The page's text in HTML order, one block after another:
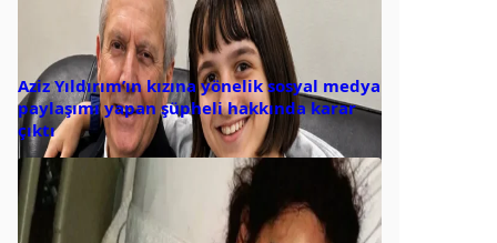
Aziz Yıldırım’ın kızına yönelik sosyal medya
paylaşımı yapan şüpheli hakkında karar
çıktı